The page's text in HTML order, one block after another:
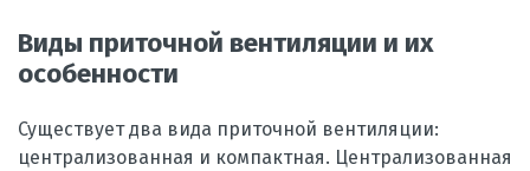
Виды приточной вентиляции и их
особенности
Существует два вида приточной вентиляции:
централизованная и компактная. Централизованная